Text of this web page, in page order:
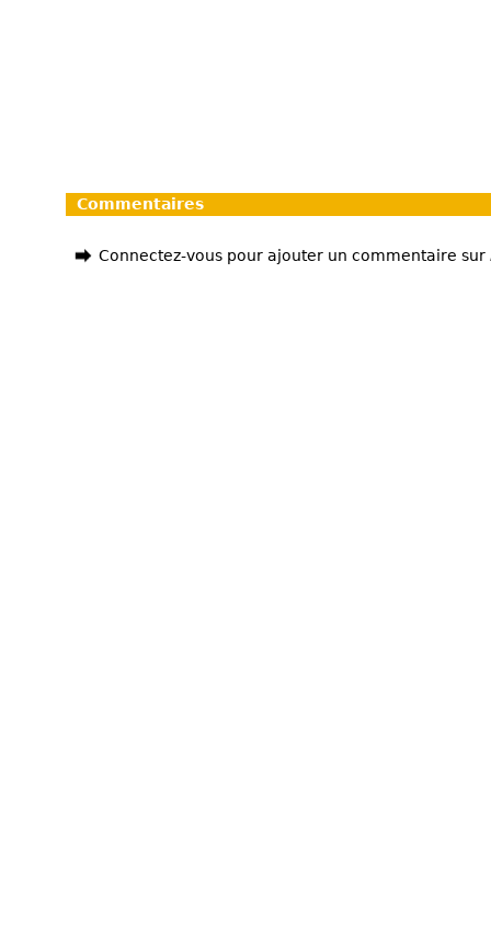
Commentaires
Connectez-vous pour ajouter un commentaire sur